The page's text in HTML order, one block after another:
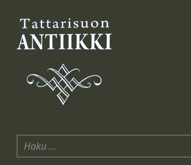
Tattarisuon Antiikki
Haku: